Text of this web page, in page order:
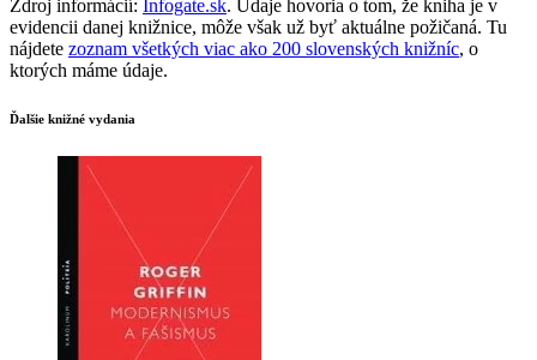
Zdroj informácií: Infogate.sk. Údaje hovoria o tom, že kniha je v
evidencii danej knižnice, môže však už byť aktuálne požičaná. Tu
nájdete zoznam všetkých viac ako 200 slovenských knižníc, o
ktorých máme údaje.
Ďalšie knižné vydania